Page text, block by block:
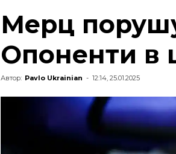
Мерц
Опоненти в
Автор: Pavlo Ukrainian - 12:14, 25.01.2025